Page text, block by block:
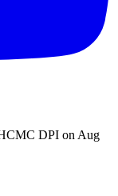
DPI on Aug